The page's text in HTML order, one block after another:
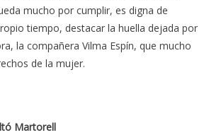
mucho por cumplir, es digna de
tiempo, destacar la huella dejada por
la compañera Vilma Espín, que mucho
de la mujer.
Martorell